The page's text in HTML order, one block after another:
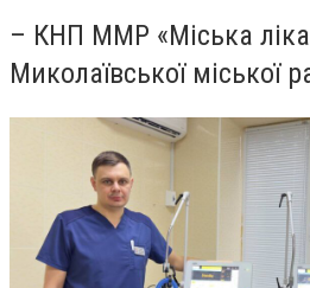
– КНП ММР «Міська
Миколаївської міської